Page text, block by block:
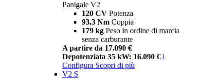
Panigale V2
120 CV Potenza
93,3 Nm Coppia
179 kg Peso in ordine di marcia
senza carburante
A partire da 17.090 €
Depotenziata 35 kW: 16.090 € i
Configura Scopri di più
V2 S